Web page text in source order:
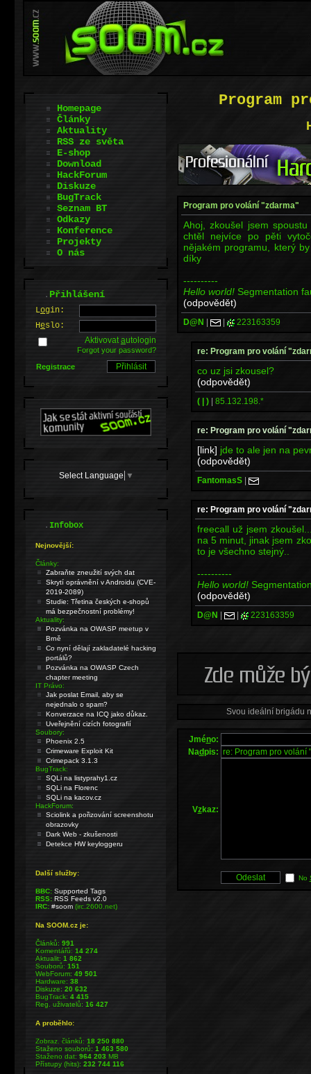
Program
Program pro volání "zdarma"
Ahoj, zkoušel jsem
chtěl nejvíce po pěti
nějakém programu, který
díky
----------
Hello world! Segmentation
(odpovědět)
D@N | | 223163359
re: Program pro volání
co uz jsi zkousel?
(odpovědět)
( | ) | 85.132.198.*
re: Program pro volání
[link] jde to ale jen na
(odpovědět)
FantomasS |
re: Program pro volání
freecall už jsem
na 5 minut, jinak jsem
to je všechno stejný..
----------
Hello world!
(odpovědět)
D@N | | 223163359
Svou ideální brigádu
Jméno:
Nadpis:
Vzkaz:
No
Homepage
Články
Aktuality
RSS ze světa
E-shop
Download
HackForum
Diskuze
BugTrack
Seznam BT
Odkazy
Konference
Projekty
O nás
.Přihlášení
Login:
Heslo:
Aktivovatautologin
Forgot your password?
Registrace
Select Language ▼
.Infobox
Nejnovější:
Články:
Zabraňte zneužití svých dat
Skrytí oprávnění v Androidu (CVE-
2019-2089)
Studie: Třetina českých e-shopů
má bezpečnostní problémy!
Aktuality:
Pozvánka na OWASP meetup v
Brně
Co nyní dělají zakladatelé hacking
portálů?
Pozvánka na OWASP Czech
chapter meeting
IT Právo:
Jak poslat Email, aby se
nejednalo o spam?
Konverzace na ICQ jako důkaz.
Uveřejnění cizích fotografií
Soubory:
Phoenix 2.5
Crimeware Exploit Kit
Crimepack 3.1.3
BugTrack:
SQLi na listyprahy1.cz
SQLi na Florenc
SQLi na kacov.cz
HackForum:
Sciolink a pořizování screenshotu
obrazovky
Dark Web - zkušenosti
Detekce HW keyloggeru
Další služby:
BBC: Supported Tags
RSS: RSS Feeds v2.0
IRC: #soom(irc.2600.net)
Na SOOM.cz je:
Článků:991
Komentářů:14 274
Aktualit:1 862
Souborů:151
WebForum:49 501
Hardware:38
Diskuze:20 632
BugTrack:4 415
Reg. uživatelů:16 427
A proběhlo:
Zobraz. článků:18 250 880
Staženo souborů:1 463 580
Staženo dat:964 203MB
Přístupy (hits):232 744 116